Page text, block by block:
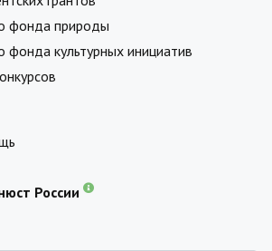
фонда природы
фонда культурных инициатив
России